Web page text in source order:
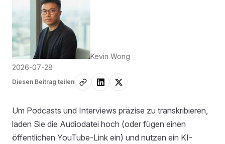
Kevin Wong
2026-07-28
Diesen Beitrag teilen
Um Podcasts und Interviews präzise zu transkribieren,
laden Sie die Audiodatei hoch (oder fügen einen
öffentlichen YouTube-Link ein) und nutzen ein KI-